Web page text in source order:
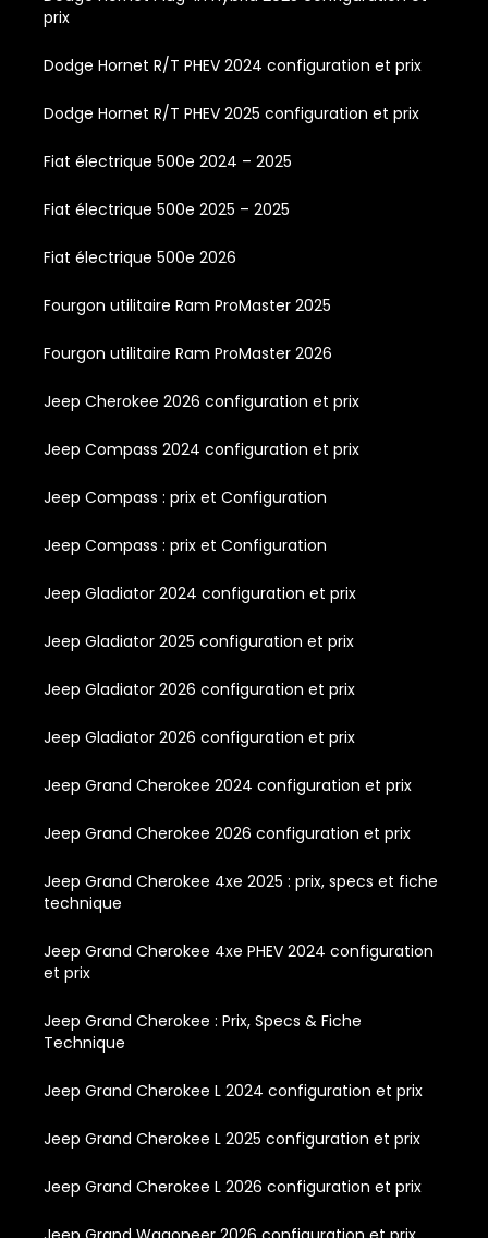
prix
Dodge Hornet R/T PHEV 2024 configuration et prix
Dodge Hornet R/T PHEV 2025 configuration et prix
Fiat électrique 500e 2024 – 2025
Fiat électrique 500e 2025 – 2025
Fiat électrique 500e 2026
Fourgon utilitaire Ram ProMaster 2025
Fourgon utilitaire Ram ProMaster 2026
Jeep Cherokee 2026 configuration et prix
Jeep Compass 2024 configuration et prix
Jeep Compass : prix et Configuration
Jeep Compass : prix et Configuration
Jeep Gladiator 2024 configuration et prix
Jeep Gladiator 2025 configuration et prix
Jeep Gladiator 2026 configuration et prix
Jeep Gladiator 2026 configuration et prix
Jeep Grand Cherokee 2024 configuration et prix
Jeep Grand Cherokee 2026 configuration et prix
Jeep Grand Cherokee 4xe 2025 : prix, specs et fiche
technique
Jeep Grand Cherokee 4xe PHEV 2024 configuration
et prix
Jeep Grand Cherokee : Prix, Specs & Fiche
Technique
Jeep Grand Cherokee L 2024 configuration et prix
Jeep Grand Cherokee L 2025 configuration et prix
Jeep Grand Cherokee L 2026 configuration et prix